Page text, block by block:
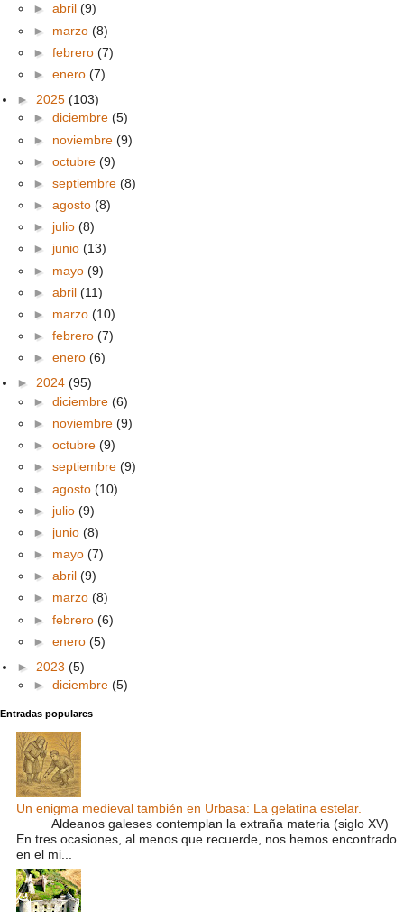
► abril (9)
► marzo (8)
► febrero (7)
► enero (7)
► 2025 (103)
► diciembre (5)
► noviembre (9)
► octubre (9)
► septiembre (8)
► agosto (8)
► julio (8)
► junio (13)
► mayo (9)
► abril (11)
► marzo (10)
► febrero (7)
► enero (6)
► 2024 (95)
► diciembre (6)
► noviembre (9)
► octubre (9)
► septiembre (9)
► agosto (10)
► julio (9)
► junio (8)
► mayo (7)
► abril (9)
► marzo (8)
► febrero (6)
► enero (5)
► 2023 (5)
► diciembre (5)
Entradas populares
Un enigma medieval también en Urbasa: La gelatina estelar.
Aldeanos galeses contemplan la extraña materia (siglo XV)
En tres ocasiones, al menos que recuerde, nos hemos encontrado
en el mi...